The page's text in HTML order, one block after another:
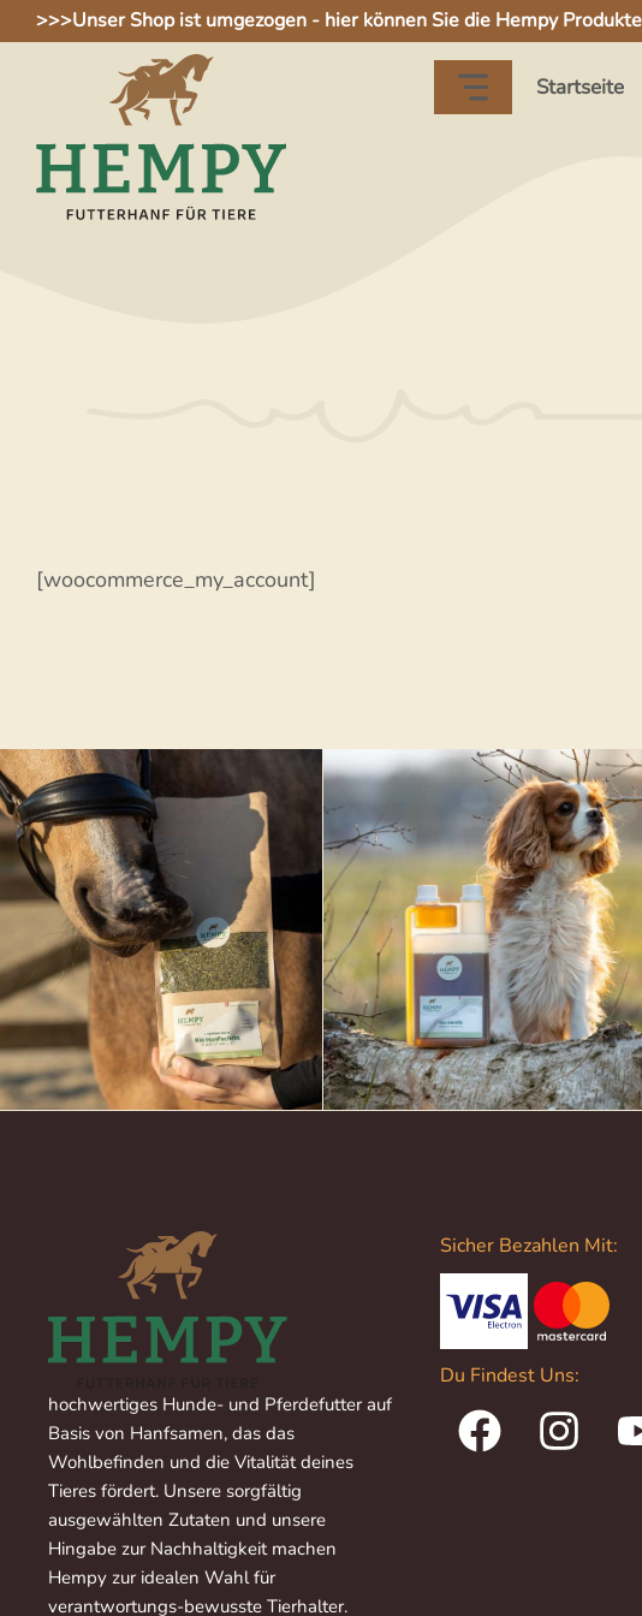
Zum
Inhalt
>>>Unser Shop ist umgezogen - hier können Sie die Hempy
Startseite
[woocommerce_my_account]
hochwertiges Hunde- und Pferdefutter auf
Basis von Hanfsamen, das das
Wohlbefinden und die Vitalität deines
Tieres fördert. Unsere sorgfältig
ausgewählten Zutaten und unsere
Hingabe zur Nachhaltigkeit machen
Hempy zur idealen Wahl für
verantwortungs-bewusste Tierhalter.
Sicher Bezahlen Mit:
Du Findest Uns: